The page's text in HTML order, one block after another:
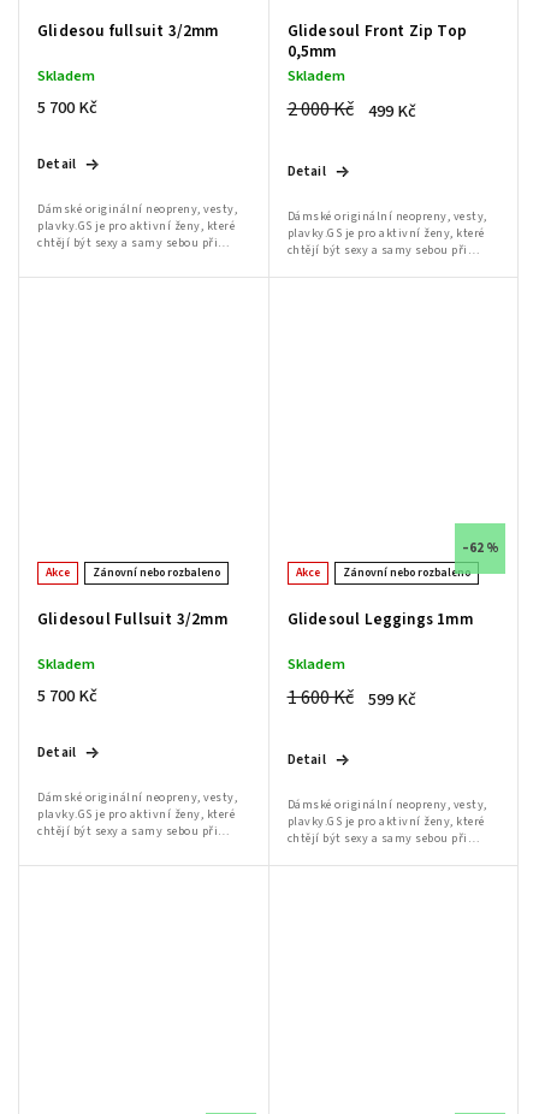
Glidesou fullsuit 3/2mm
Skladem
5 700 Kč
Detail
Dámské originální neopreny, vesty,
plavky.GS je pro aktivní ženy, které
chtějí být sexy a samy sebou při
značky GlideSoul: oblečení na kite,...
Glidesoul Front Zip Top
0,5mm
Skladem
2 000 Kč 499 Kč
Detail
Dámské originální neopreny, vesty,
plavky.GS je pro aktivní ženy, které
chtějí být sexy a samy sebou při
Akce Zánovní nebo rozbaleno
Glidesoul Fullsuit 3/2mm
Skladem
5 700 Kč
Detail
Dámské originální neopreny, vesty,
plavky.GS je pro aktivní ženy, které
chtějí být sexy a samy sebou při
značky GlideSoul: oblečení na kite,...
Akce Zánovní nebo rozbaleno
–62 %
Glidesoul Leggings 1mm
Skladem
1 600 Kč 599 Kč
Detail
Dámské originální neopreny, vesty,
plavky.GS je pro aktivní ženy, které
chtějí být sexy a samy sebou při